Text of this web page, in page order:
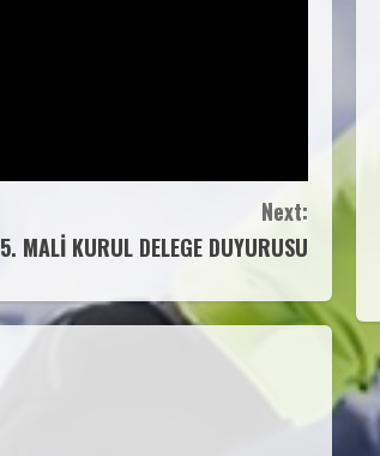
Next:
5. MALİ KURUL DELEGE DUYURUSU